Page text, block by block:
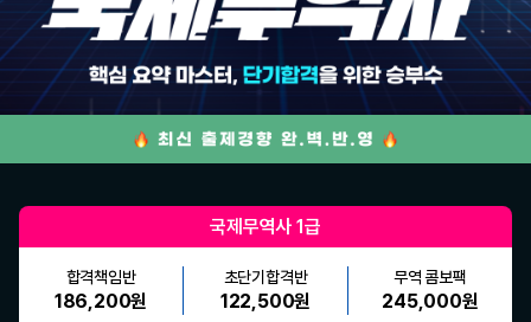
국제무역사 1급
합격책임반
186,200원
초단기합격반
122,500원
무역 콤보팩
245,000원